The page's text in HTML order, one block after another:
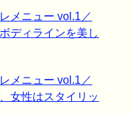
メニュー vol.1／
ディラインを美し
メニュー vol.1／
女性はスタイリッ